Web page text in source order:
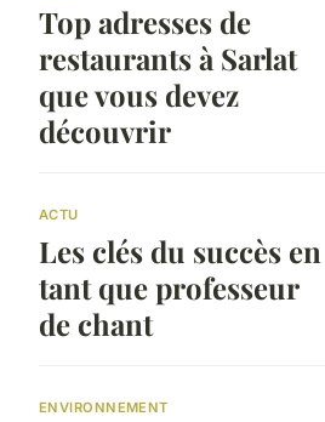
Top adresses de
restaurants à Sarlat
que vous devez
découvrir
ACTU
Les clés du succès en
tant que professeur
de chant
ENVIRONNEMENT